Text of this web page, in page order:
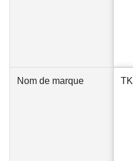
Nom de marque TK